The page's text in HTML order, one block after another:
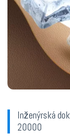
Inženýrská
20000